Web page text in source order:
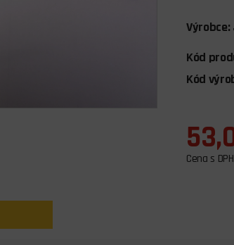
Výrobce:
Kód
Kód
Cena s DPH